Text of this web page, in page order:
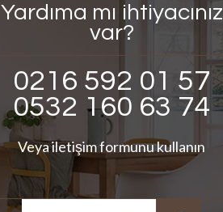
Yardıma mı ihtiyacınız
var?
0216 592 01 57
0532 160 63 74
Veya iletişim formunu kullanın